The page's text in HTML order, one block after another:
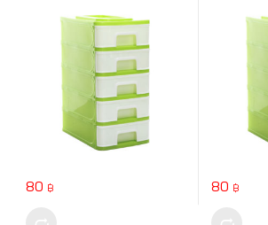
80 ฿
This product has multiple variants. The
80 ฿
This